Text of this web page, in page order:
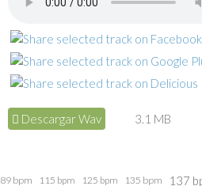
Descargar Wav 3.1 MB
89 bpm 115 bpm 125 bpm 135 bpm 137